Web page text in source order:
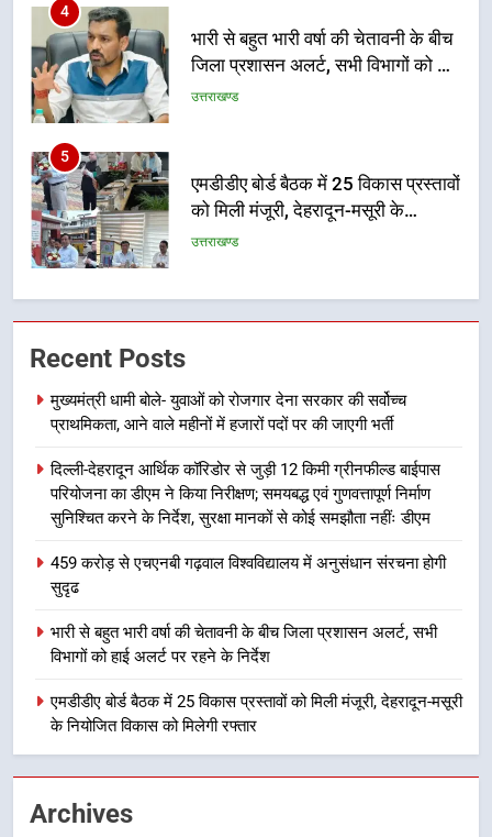
4
भारी से बहुत भारी वर्षा की चेतावनी के बीच
जिला प्रशासन अलर्ट, सभी विभागों को हाई
अलर्ट पर रहने के निर्देश
उत्तराखण्ड
5
एमडीडीए बोर्ड बैठक में 25 विकास प्रस्तावों
को मिली मंजूरी, देहरादून-मसूरी के
नियोजित विकास को मिलेगी रफ्तार
उत्तराखण्ड
6
मुख्यमंत्री पुष्कर सिंह धामी के दिशा-निर्देशों
उत्तराखण्ड
बैरागीवाला हत्याकांड के फरार चल रहे
अभियुक्त को दून पुलिस ने हरिद्वार से किया
गिरफ्तार
उत्तराखण्ड
8
भारी बारिश का अलर्ट! 6 अगस्त को
देहरादून में स्कूल बंद
1
Recent Posts
मुख्यमंत्री धामी बोले- युवाओं को रोजगार देना सरकार की सर्वोच्च
प्राथमिकता, आने वाले महीनों में हजारों पदों पर की जाएगी भर्ती
दिल्ली-देहरादून आर्थिक कॉरिडोर से जुड़ी 12 किमी ग्रीनफील्ड बाईपास
परियोजना का डीएम ने किया निरीक्षण; समयबद्ध एवं गुणवत्तापूर्ण निर्माण
सुनिश्चित करने के निर्देश, सुरक्षा मानकों से कोई समझौता नहींः डीएम
459 करोड़ से एचएनबी गढ़वाल विश्वविद्यालय में अनुसंधान संरचना होगी
सुदृढ
भारी से बहुत भारी वर्षा की चेतावनी के बीच जिला प्रशासन अलर्ट, सभी
विभागों को हाई अलर्ट पर रहने के निर्देश
एमडीडीए बोर्ड बैठक में 25 विकास प्रस्तावों को मिली मंजूरी, देहरादून-मसूरी
के नियोजित विकास को मिलेगी रफ्तार
Archives